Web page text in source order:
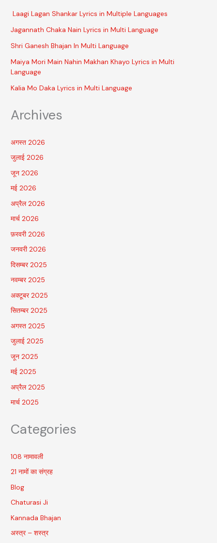
Laagi Lagan Shankar Lyrics in Multiple Languages
Jagannath Chaka Nain Lyrics in Multi Language
Shri Ganesh Bhajan In Multi Language
Maiya Mori Main Nahin Makhan Khayo Lyrics in Multi
Language
Kalia Mo Daka Lyrics in Multi Language
Archives
अगस्त 2026
जुलाई 2026
जून 2026
मई 2026
अप्रैल 2026
मार्च 2026
फ़रवरी 2026
जनवरी 2026
दिसम्बर 2025
नवम्बर 2025
अक्टूबर 2025
सितम्बर 2025
अगस्त 2025
जुलाई 2025
जून 2025
मई 2025
अप्रैल 2025
मार्च 2025
Categories
108 नामावली
21 नामों का संग्रह
Blog
Chaturasi Ji
Kannada Bhajan
अस्त्र – शस्त्र